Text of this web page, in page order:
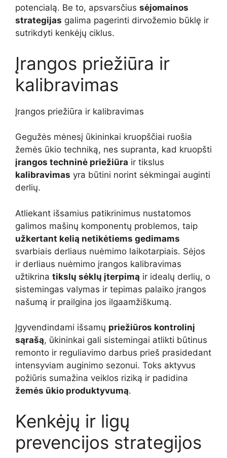
potencialą. Be to, apsvarsčius sėjomainos
strategijas galima pagerinti dirvožemio būklę ir
sutrikdyti kenkėjų ciklus.
Įrangos priežiūra ir
kalibravimas
Įrangos priežiūra ir kalibravimas
Gegužės mėnesį ūkininkai kruopščiai ruošia
žemės ūkio techniką, nes supranta, kad kruopšti
įrangos techninė priežiūra ir tikslus
kalibravimas yra būtini norint sėkmingai auginti
derlių.
Atliekant išsamius patikrinimus nustatomos
galimos mašinų komponentų problemos, taip
užkertant kelią netikėtiems gedimams
svarbiais derliaus nuėmimo laikotarpiais. Sėjos
ir derliaus nuėmimo įrangos kalibravimas
užtikrina tikslų sėklų įterpimą ir idealų derlių, o
sistemingas valymas ir tepimas palaiko įrangos
našumą ir prailgina jos ilgaamžiškumą.
Įgyvendindami išsamų priežiūros kontrolinį
sąrašą, ūkininkai gali sistemingai atlikti būtinus
remonto ir reguliavimo darbus prieš prasidedant
intensyviam auginimo sezonui. Toks aktyvus
požiūris sumažina veiklos riziką ir padidina
žemės ūkio produktyvumą.
Kenkėjų ir ligų
prevencijos strategijos